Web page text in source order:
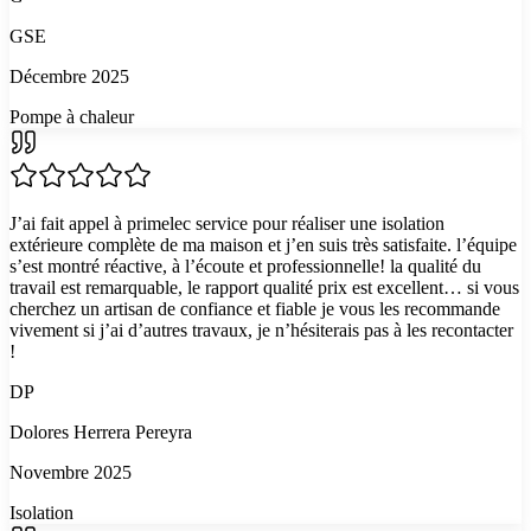
GSE
Décembre 2025
Pompe à chaleur
J’ai fait appel à primelec service pour réaliser une isolation
extérieure complète de ma maison et j’en suis très satisfaite. l’équipe
s’est montré réactive, à l’écoute et professionnelle! la qualité du
travail est remarquable, le rapport qualité prix est excellent… si vous
cherchez un artisan de confiance et fiable je vous les recommande
vivement si j’ai d’autres travaux, je n’hésiterais pas à les recontacter
!
DP
Dolores Herrera Pereyra
Novembre 2025
Isolation